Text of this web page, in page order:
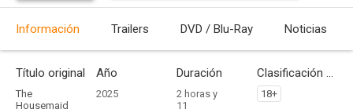
Estrenada
Información Trailers DVD / Blu-Ray Noticias
Título original
The
Housemaid
Año
2025
Duración
2 horas y
11
Clasificación por edades
18+